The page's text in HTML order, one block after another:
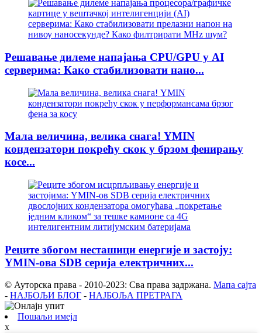
Решавање дилеме напајања CPU/GPU у AI
серверима: Како стабилизовати нано...
Мала величина, велика снага! YMIN
кондензатори покрећу скок у брзом фенирању
косе...
Реците збогом несташици енергије и застоју:
YMIN-ова SDB серија електричних...
© Ауторска права - 2010-2023: Сва права задржана. Мапа сајта
- НАЈБОЉИ БЛОГ - НАЈБОЉА ПРЕТРАГА
Пошаљи имејл
x